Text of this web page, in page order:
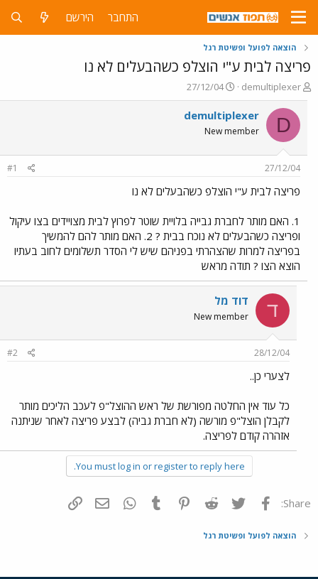
התחבר הירשם
הוצאה לפועל ופשיטת רגל
פריצה לבית ע"י הוצלפ כשהבעלים לא נו
פ
ו
ת
ח
ה
ש
א
demultiplexer
פ
ו
ר
ם
ר
27/12/04
D
demultiplexer
New member
27/12/04
#1
פריצה לבית ע"י הוצלפ כשהבעלים לא נו
1. האם מותר לחברת גבייה בלויית שוטר לפרוץ לבית מצויידים בצו עיקול
ופריצה כשהבעלים לא נוכח בבית ? 2. האם מותר להם להמשיך
בפריצה למרות שהצהרתי בפניהם שיש לי הסדר תשלומים לחוב בעתיו
הוצא הצו ? תודה מראש
ד דוד מל
New member
28/12/04
#2
לצערי כן..
כל עוד אין החלטה מפורשת של ראש ההוצל"פ לעכב הליכים מותר
לקבלן הוצל"פ מורשה (לא חברת גביה) לבצע פריצה לאחר שניתנה
אזהרה קודם לפריצה.
You must log in or register to reply here.
Share: פייסבוק Twitter
Reddit
Pinterest
Tumblr
WhatsAppדואר אלקטרוני
הוצאה לפועל ופשיטת רגל